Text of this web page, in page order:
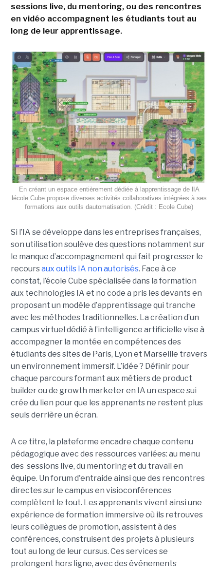
sessions live, du mentoring, ou des rencontres
en vidéo accompagnent les étudiants tout au
long de leur apprentissage.
En créant un espace entièrement dédiée à lapprentissage de lIA
lécole Cube propose diverses activités collaboratives intégrées à ses
formations aux outils dautomatisation. (Crédit : Ecole Cube)
Si l’IA se développe dans les entreprises françaises,
son utilisation soulève des questions notamment sur
le manque d’accompagnement qui fait progresser le
recoursaux outils IA non autorisés. Face à ce
constat, l’école Cube spécialisée dans la formation
aux technologies IA et no code a pris les devants en
proposant un modèle d’apprentissage qui tranche
avec les méthodes traditionnelles. La création d’un
campus virtuel dédié à l’intelligence artificielle vise à
accompagner la montée en compétences des
étudiants des sites de Paris, Lyon et Marseille travers
un environnement immersif. L’idée ? Définir pour
chaque parcours formant aux métiers de product
builder ou de growth marketer en IA un espace sui
crée du lien pour que les apprenants ne restent plus
seuls derrière un écran.
A ce titre, la plateforme encadre chaque contenu
pédagogique avec des ressources variées: au menu
des sessions live, du mentoring et du travail en
équipe. Un forum d'entraide ainsi que des rencontres
directes sur le campus en visioconférences
complètent le tout. Les apprenants vivent ainsi une
expérience de formation immersive où ils retrouves
leurs collègues de promotion, assistent à des
conférences, construisent des projets à plusieurs
tout au long de leur cursus. Ces services se
prolongent hors ligne, avec des événements